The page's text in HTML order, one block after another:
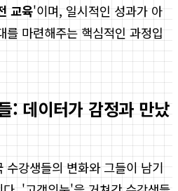
교육'이며, 일시적인 성과가 아
를 마련해주는 핵심적인 과정입
: 데이터가 감정과 만났
수강생들의 변화와 그들이 남기